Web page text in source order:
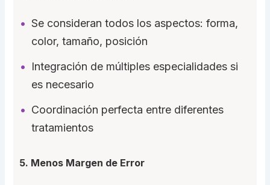
Se consideran todos los aspectos: forma,
color, tamaño, posición
Integración de múltiples especialidades si
es necesario
Coordinación perfecta entre diferentes
tratamientos
5. Menos Margen de Error